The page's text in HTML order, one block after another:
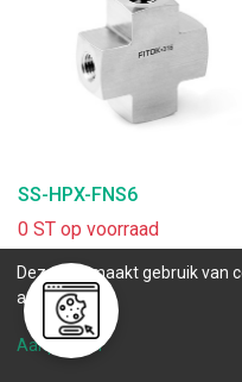
SS-HPX-FNS6
0 ST op voorraad
Deze site maakt gebruik van
aanpassen.
Aanpassen